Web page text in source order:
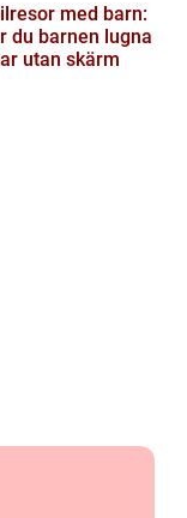
med barn:
du barnen lugna
utan skärm